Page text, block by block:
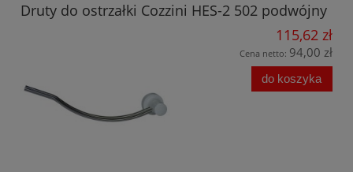
Druty do ostrzałki Cozzini HES-2 502 podwójny
115,62 zł
Cena netto: 94,00 zł
do koszyka